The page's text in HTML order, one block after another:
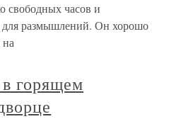
свободных часов и
для размышлений. Он хорошо
горящем